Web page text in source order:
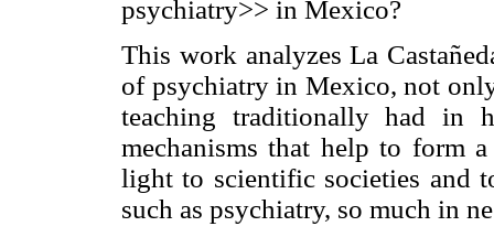
psychiatry>> in Mexico?
This work analyzes La
of psychiatry in Mexico, not
teaching traditionally had in
mechanisms that help to form
light to scientific societies and
such as psychiatry, so much in